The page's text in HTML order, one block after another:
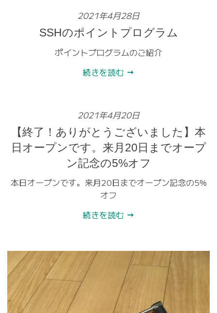
2021年4月28日
SSHのポイントプログラム
ポイントプログラムのご紹介
続きを読む
2021年4月20日
【終了！ありがとうございました】本
日オープンです。来月20日までオープ
ン記念の5%オフ
本日オープンです。来月20日までオープン記念の5%
オフ
続きを読む